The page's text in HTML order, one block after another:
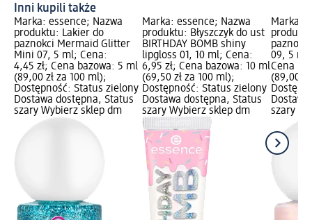
Inni kupili także
Marka: essence; Nazwa
produktu: Lakier do
paznokci Mermaid Glitter
Mini 07, 5 ml; Cena:
4,45 zł; Cena bazowa: 5 ml
(89,00 zł za 100 ml);
Dostępność: Status zielony
Dostawa dostępna, Status
szary Wybierz sklep dm
Marka: essence; Nazwa
produktu: Błyszczyk do ust
BIRTHDAY BOMB shiny
lipgloss 01, 10 ml; Cena:
6,95 zł; Cena bazowa: 10 ml
(69,50 zł za 100 ml);
Dostępność: Status zielony
Dostawa dostępna, Status
szary Wybierz sklep dm
Marka:
09, 5
Cena
(89,00
szary